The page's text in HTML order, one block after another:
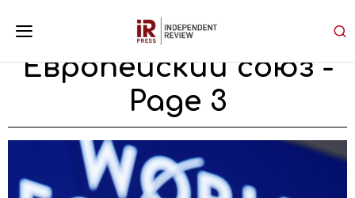
Европейский союз-
Page 3